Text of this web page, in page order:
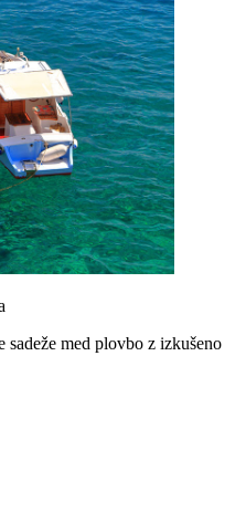
med plovbo z izkušeno